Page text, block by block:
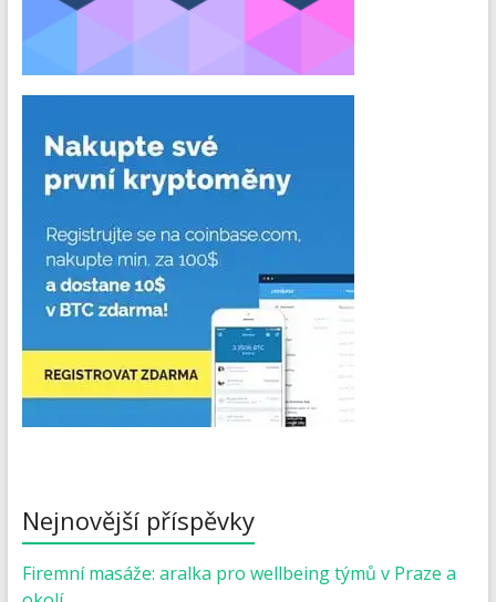
Nejnovější příspěvky
Firemní masáže: aralka pro wellbeing týmů v Praze a